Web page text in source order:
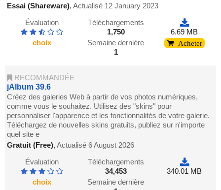
Essai (Shareware),Actualisé 12 January 2023
Évaluation
choix
Téléchargements
1,750
Semaine dernière
1
6.69 MB
Acheter
RECOMMANDÉE
jAlbum 39.6
Créez des galeries Web à partir de vos photos numériques,
comme vous le souhaitez. Utilisez des "skins" pour
personnaliser l'apparence et les fonctionnalités de votre galerie.
Téléchargez de nouvelles skins gratuits, publiez sur n'importe
quel site e
Gratuit (Free),Actualisé 6 August 2026
Évaluation
choix
Téléchargements
34,453
Semaine dernière
340.01 MB